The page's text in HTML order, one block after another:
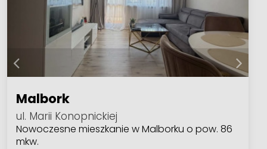
Malbork
ul. Marii Konopnickiej
Nowoczesne mieszkanie w Malborku o pow. 86
mkw.